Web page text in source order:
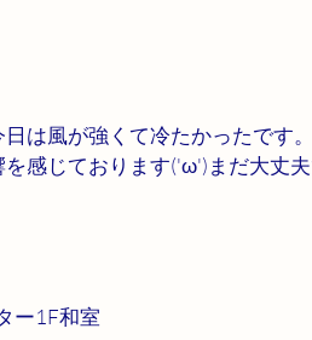
は風が強くて冷たかったです
感じております('ω')まだ大丈
ー1F和室